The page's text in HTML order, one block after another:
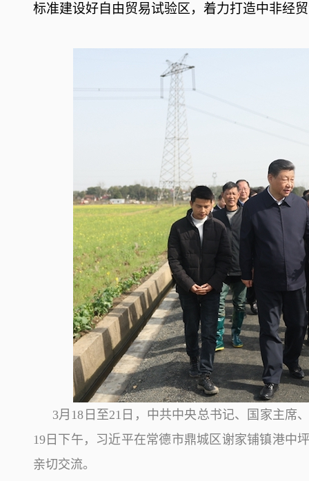
标准建设好自由贸易试验区，着力打造中非经
3月18日至21日，中共中央总书记、国家主席
19日下午，习近平在常德市鼎城区谢家铺镇港中
亲切交流。